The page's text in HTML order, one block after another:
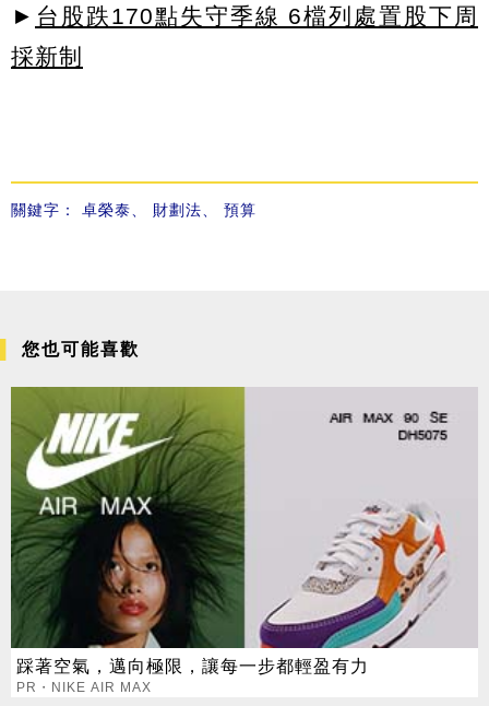
► 台股跌170點失守季線 6檔列處置股下周
採新制
關鍵字： 卓榮泰 財劃法 預算
您也可能喜歡
踩著空氣，邁向極限，讓每一步都輕盈有力
PR・NIKE AIR MAX